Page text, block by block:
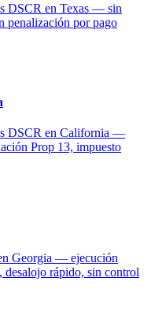
DSCR en Texas — sin
penalización por pago
DSCR en California —
Prop 13, impuesto
Georgia — ejecución
rápido, sin control